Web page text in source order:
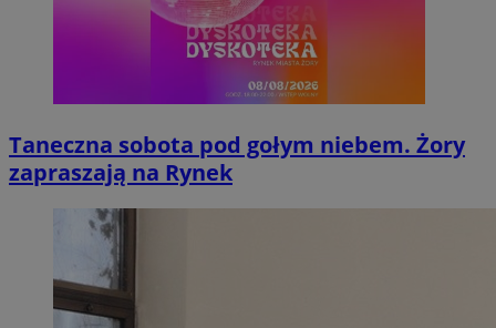
Taneczna sobota pod gołym niebem. Żory
zapraszają na Rynek